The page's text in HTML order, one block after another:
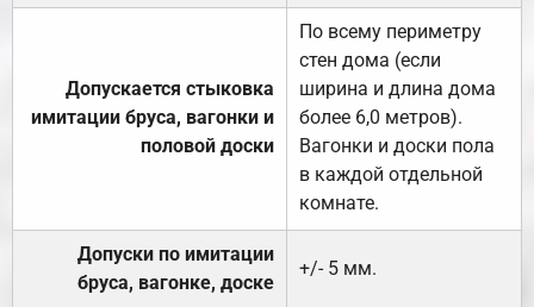
Допускается стыковка
имитации бруса, вагонки и
половой доски
По всему периметру
стен дома (если
ширина и длина дома
более 6,0 метров).
Вагонки и доски пола
в каждой отдельной
комнате.
Допуски по имитации
бруса, вагонке, доске
+/- 5 мм.